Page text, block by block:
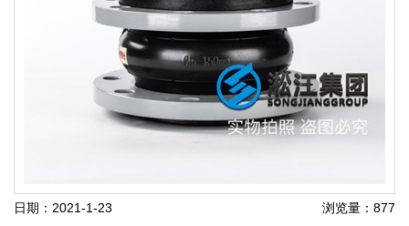
日期：2021-1-23 浏览量：877